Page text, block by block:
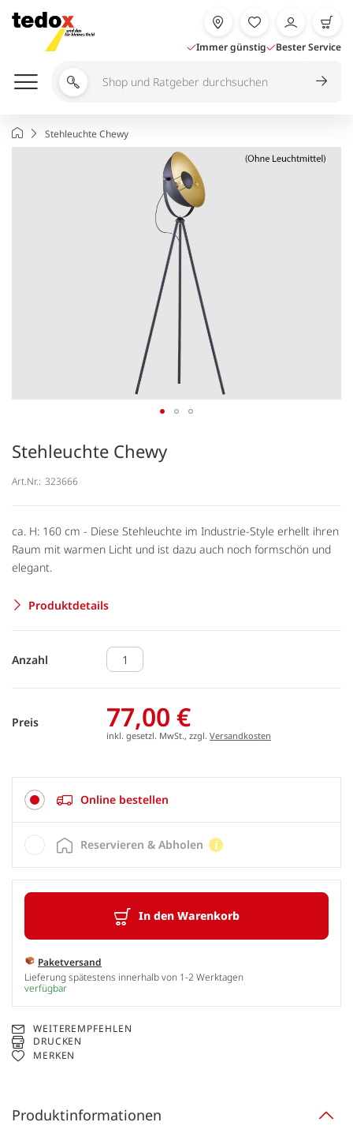
Inhalt
springen
Immer günstig Bester Service
Shop
durchsuchen
StartseiteStehleuchte Chewy
Stehleuchte Chewy
Art.Nr.: 323666
ca. H: 160 cm - Diese Stehleuchte im Industrie-Style erhellt ihren
Raum mit warmen Licht und ist dazu auch noch formschön und
elegant.
Produktdetails
Anzahl
Preis 77,00 €
inkl. gesetzl. MwSt., zzgl. Versandkosten
Online bestellen
In den Warenkorb
Paketversand
Lieferung spätestens innerhalb von 1-2 Werktagen
verfügbar
Reservieren & Abholen
WEITEREMPFEHLEN
DRUCKEN
MERKEN
Produktinformationen